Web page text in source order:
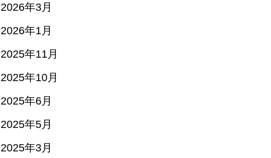
2026年3月
2026年1月
2025年11月
2025年10月
2025年6月
2025年5月
2025年3月